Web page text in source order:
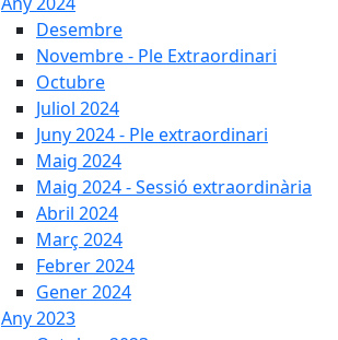
Desembre
Novembre - Ple Extraordinari
Octubre
Juliol 2024
Juny 2024 - Ple extraordinari
Maig 2024
Maig 2024 - Sessió extraordinària
Abril 2024
Març 2024
Febrer 2024
Gener 2024
Any 2023